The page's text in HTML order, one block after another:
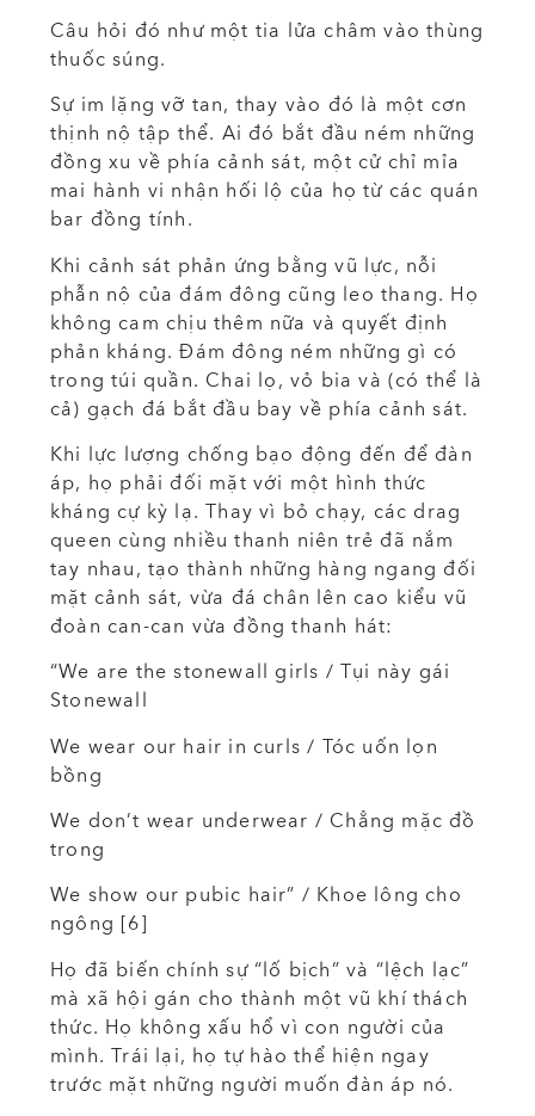
Câu hỏi đó như một tia lửa châm vào thùng
thuốc súng.
Sự im lặng vỡ tan, thay vào đó là một cơn
thịnh nộ tập thể. Ai đó bắt đầu ném những
đồng xu về phía cảnh sát, một cử chỉ mỉa
mai hành vi nhận hối lộ của họ từ các quán
bar đồng tính.
Khi cảnh sát phản ứng bằng vũ lực, nỗi
phẫn nộ của đám đông cũng leo thang. Họ
không cam chịu thêm nữa và quyết định
phản kháng. Đám đông ném những gì có
trong túi quần. Chai lọ, vỏ bia và (có thể là
cả) gạch đá bắt đầu bay về phía cảnh sát.
Khi lực lượng chống bạo động đến để đàn
áp, họ phải đối mặt với một hình thức
kháng cự kỳ lạ. Thay vì bỏ chạy, các drag
queen cùng nhiều thanh niên trẻ đã nắm
tay nhau, tạo thành những hàng ngang đối
mặt cảnh sát, vừa đá chân lên cao kiểu vũ
đoàn can-can vừa đồng thanh hát:
“We are the stonewall girls / Tụi này gái
Stonewall
We wear our hair in curls / Tóc uốn lọn
bồng
We don’t wear underwear / Chẳng mặc đồ
trong
We show our pubic hair” / Khoe lông cho
ngông [6]
Họ đã biến chính sự “lố bịch” và “lệch lạc”
mà xã hội gán cho thành một vũ khí thách
thức. Họ không xấu hổ vì con người của
mình. Trái lại, họ tự hào thể hiện ngay
trước mặt những người muốn đàn áp nó.